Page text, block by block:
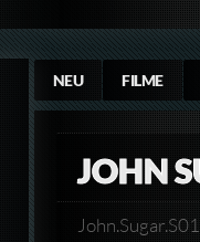
NEU FILME
JOHN